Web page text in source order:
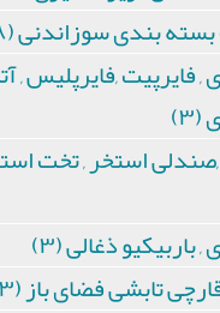
بندی سوزاندنی (۸)
, فایرپیت ,فایرپلیس
استخر , تخت
باربیکیو ذغالی (۳)
تابشی فضای باز (۳)